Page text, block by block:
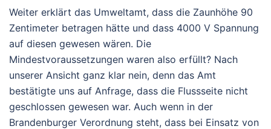
Weiter erklärt das Umweltamt, dass die Zaunhöhe 90
Zentimeter betragen hätte und dass 4000 V Spannung
auf diesen gewesen wären. Die
Mindestvoraussetzungen waren also erfüllt? Nach
unserer Ansicht ganz klar nein, denn das Amt
bestätigte uns auf Anfrage, dass die Flussseite nicht
geschlossen gewesen war. Auch wenn in der
Brandenburger Verordnung steht, dass bei Einsatz von